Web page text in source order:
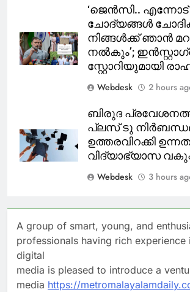
‘ജെൻസി.. എന്നോട്
ചോദ്യങ്ങൾ
നിങ്ങൾക്ക് ഞാൻ
നൽകും’;
സ്റ്റോറിയുമായി
Webdesk
2 hours
ബിരുദ
പ്ലസ് ടു
ഉത്തരവിറക്കി ഉന്നത
വിദ്യാഭ്യാസ
Webdesk
3 hours
A group of smart, young, and
professionals having rich experience
digital
media is pleased to introduce a
media https://